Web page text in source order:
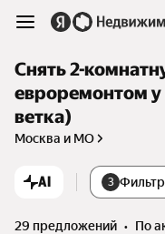
Снять 2-
евроремонтом у
ветка)
Москва и МО
AI 3
29 предложений •
по